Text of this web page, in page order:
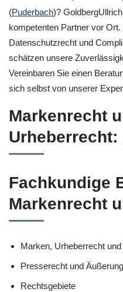
(Puderbach)?
kompetenten Partner vor
Datenschutzrecht und
schätzen unsere
Vereinbaren Sie einen
sich selbst von unserer
Markenrecht
Urheberrecht:
Fachkundige
Markenrecht
Marken, Urheberrecht
Presserecht und
Rechtsgebiete